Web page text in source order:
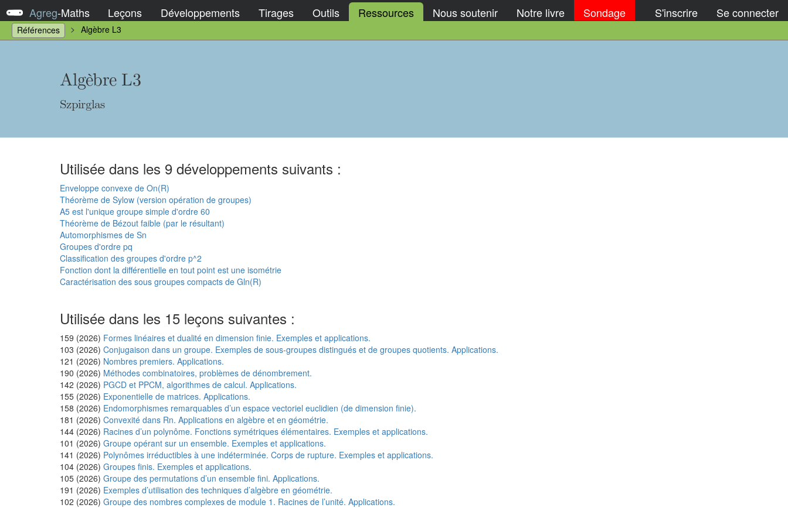
Agreg-Maths Leçons Développements Tirages Outils Ressources Nous soutenir Notre livre Sondage S'inscrire Se connecter
Références Algèbre L3
Algèbre L3
Szpirglas
Utilisée dans les 9 développements suivants :
Enveloppe convexe de On(R)
Théorème de Sylow (version opération de groupes)
A5 est l'unique groupe simple d'ordre 60
Théorème de Bézout faible (par le résultant)
Automorphismes de Sn
Groupes d'ordre pq
Classification des groupes d'ordre p^2
Fonction dont la différentielle en tout point est une isométrie
Caractérisation des sous groupes compacts de Gln(R)
Utilisée dans les 15 leçons suivantes :
159 (2026) Formes linéaires et dualité en dimension finie. Exemples et applications.
103 (2026) Conjugaison dans un groupe. Exemples de sous-groupes distingués et de groupes quotients. Applications.
121 (2026) Nombres premiers. Applications.
190 (2026) Méthodes combinatoires, problèmes de dénombrement.
142 (2026) PGCD et PPCM, algorithmes de calcul. Applications.
155 (2026) Exponentielle de matrices. Applications.
158 (2026) Endomorphismes remarquables d’un espace vectoriel euclidien (de dimension finie).
181 (2026) Convexité dans Rn. Applications en algèbre et en géométrie.
144 (2026) Racines d’un polynôme. Fonctions symétriques élémentaires. Exemples et applications.
101 (2026) Groupe opérant sur un ensemble. Exemples et applications.
141 (2026) Polynômes irréductibles à une indéterminée. Corps de rupture. Exemples et applications.
104 (2026) Groupes finis. Exemples et applications.
105 (2026) Groupe des permutations d’un ensemble fini. Applications.
191 (2026) Exemples d’utilisation des techniques d’algèbre en géométrie.
102 (2026) Groupe des nombres complexes de module 1. Racines de l’unité. Applications.